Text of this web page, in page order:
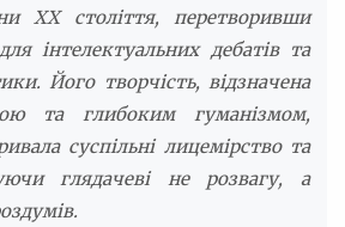
XX століття, перетворивши
інтелектуальних дебатів та
Його творчість, відзначена
та глибоким гуманізмом,
суспільні лицемірство та
глядачеві не розвагу, а